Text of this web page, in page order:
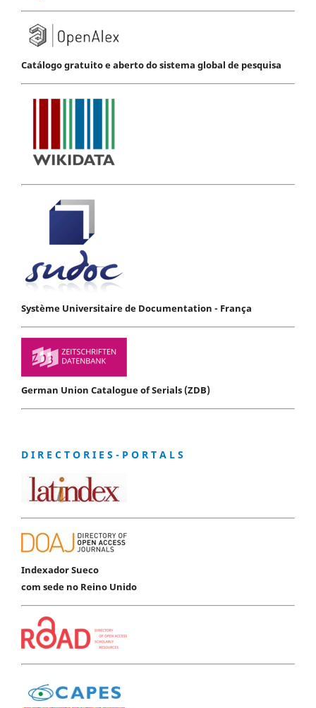
Catálogo gratuito e aberto do sistema global de pesquisa
Système Universitaire de Documentation - França
German Union Catalogue of Serials (ZDB)
D I R E C T O R I E S - P O R T A L S
Indexador Sueco
com sede no Reino Unido